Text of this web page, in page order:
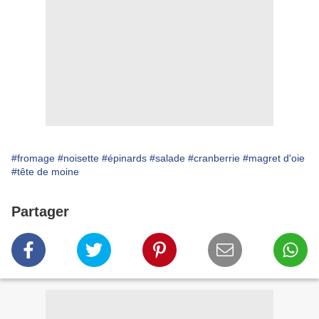
#fromage #noisette #épinards #salade #cranberrie #magret d'oie
#tête de moine
Partager